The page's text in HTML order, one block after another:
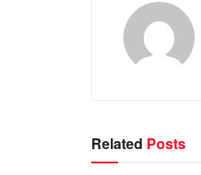
Related Posts